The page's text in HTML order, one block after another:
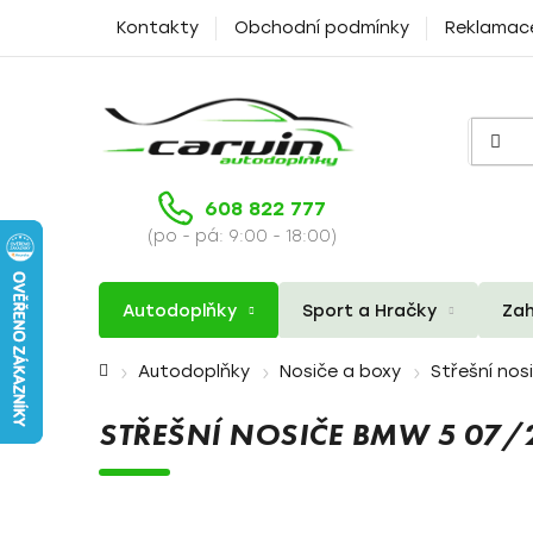
Kontakty Obchodní podmínky
608 822 777
(po - pá: 9:00 - 18:00)
Autodoplňky Sport a Hračky
Domů Autodoplňky Nosiče a boxy Střešní
STŘEŠNÍ NOSIČE BMW 5